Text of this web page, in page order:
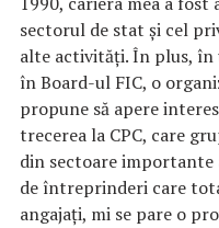
sectorul de stat și cel
alte activități. În plus,
în Board-ul FIC, o
propune să apere
trecerea la CPC, care
din sectoare importante
de întreprinderi care
angajați, mi se pare o